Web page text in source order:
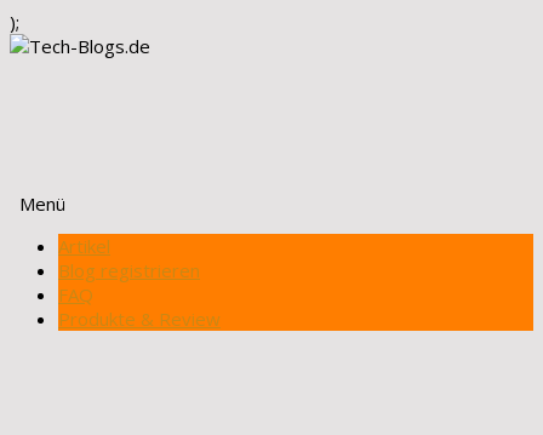
);
Menü
Zum
Inhalt
springen
Artikel
Blog registrieren
FAQ
Produkte & Review